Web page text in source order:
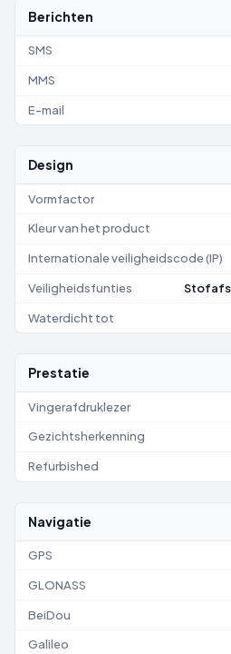
Berichten
SMS
MMS
E-mail
Design
Vormfactor
Kleur van het product
Internationale veiligheidscode (IP)
Veiligheidsfunties
Waterdicht tot
Prestatie
Vingerafdruklezer
Gezichtsherkenning
Refurbished
Navigatie
GPS
GLONASS
BeiDou
Galileo